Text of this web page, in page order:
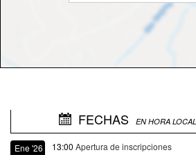
FECHAS EN HORA
Ene '26 13:00 Apertura de inscripciones